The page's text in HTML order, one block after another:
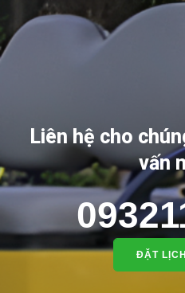
Liên hệ cho
vấn
ĐẶT